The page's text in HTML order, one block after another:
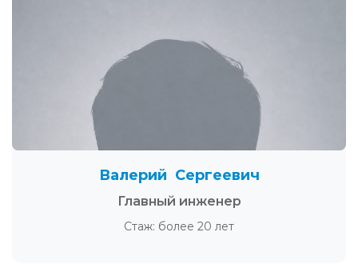
Валерий Сергеевич
Главный инженер
Стаж: более 20 лет